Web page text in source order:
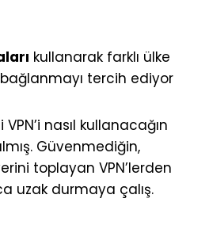
kullanarak farklı ülke
bağlanmayı tercih ediyor
nasıl kullanacağın
Güvenmediğin,
toplayan VPN’lerden
uzak durmaya çalış.